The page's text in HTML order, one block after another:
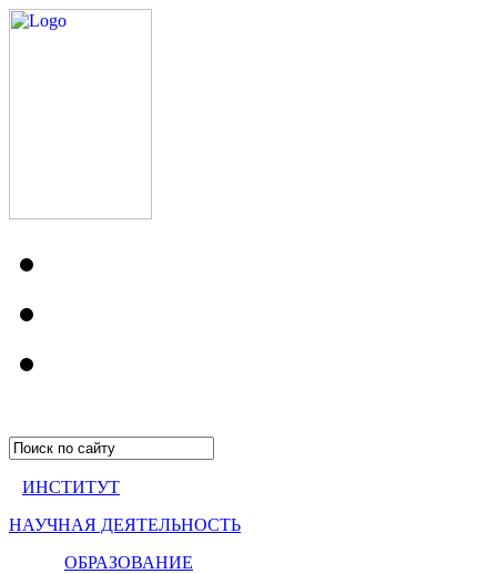
ИНСТИТУТ
НАУЧНАЯ ДЕЯТЕЛЬНОСТЬ
ОБРАЗОВАНИЕ